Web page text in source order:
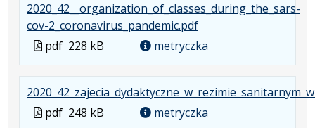
pdf
MB
nowej
karcie.
2020_42__organization_of_classes_during_the_sars-
cov-2_coronavirus_pandemic.pdf.
Plik
pdf
.
Rozmiar
kB
.
Otwiera
nowej
karcie.
Plik
pdf 228 kB metryczka
Plik
pdf 248 kB metryczka